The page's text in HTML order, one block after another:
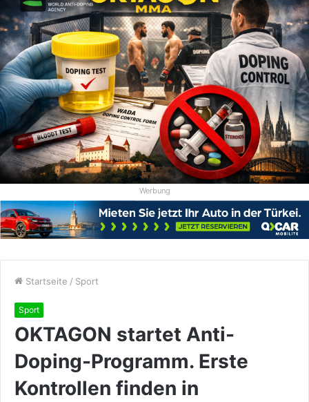
Werbung
Startseite / Sport
Sport
OKTAGON startet Anti-
Doping-Programm. Erste
Kontrollen finden in